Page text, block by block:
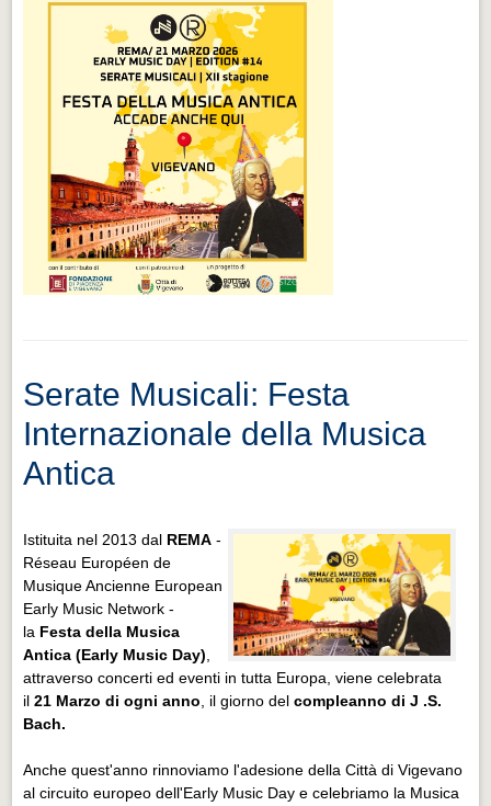
Serate Musicali: Festa
Internazionale della Musica
Antica
Istituita nel 2013 dal REMA -
Réseau Européen de
Musique Ancienne European
Early Music Network -
la Festa della Musica
Antica (Early Music Day)
attraverso concerti ed eventi in tutta Europa, viene celebrata
il21 Marzo di ogni anno , il giorno delcompleanno di J .S.
Bach.
Anche quest'anno rinnoviamo l'adesione della Città di Vigevano
al circuito europeo dell'Early Music Day e celebriamo la Musica